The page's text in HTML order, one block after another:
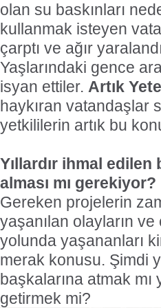
olan su baskınları
kullanmak isteyen
çarptı ve ağır
Yaşlarındaki gence
isyan ettiler. Artık
haykıran vatandaşlar
yetkililerin artık bu
Yıllardır ihmal
alması mı gerekiyor?
Gereken projelerin
yaşanılan olayların
yolunda yaşananları
merak konusu. Şimdi
başkalarına atmak
getirmek mi?